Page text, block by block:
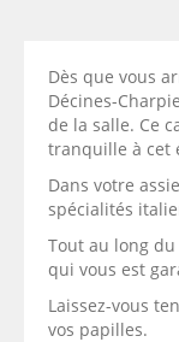
Dès que vous
Décines-
de la salle. Ce
tranquille à cet
Dans votre
spécialités
Tout au long
qui vous est
Laissez-vous
vos papilles.